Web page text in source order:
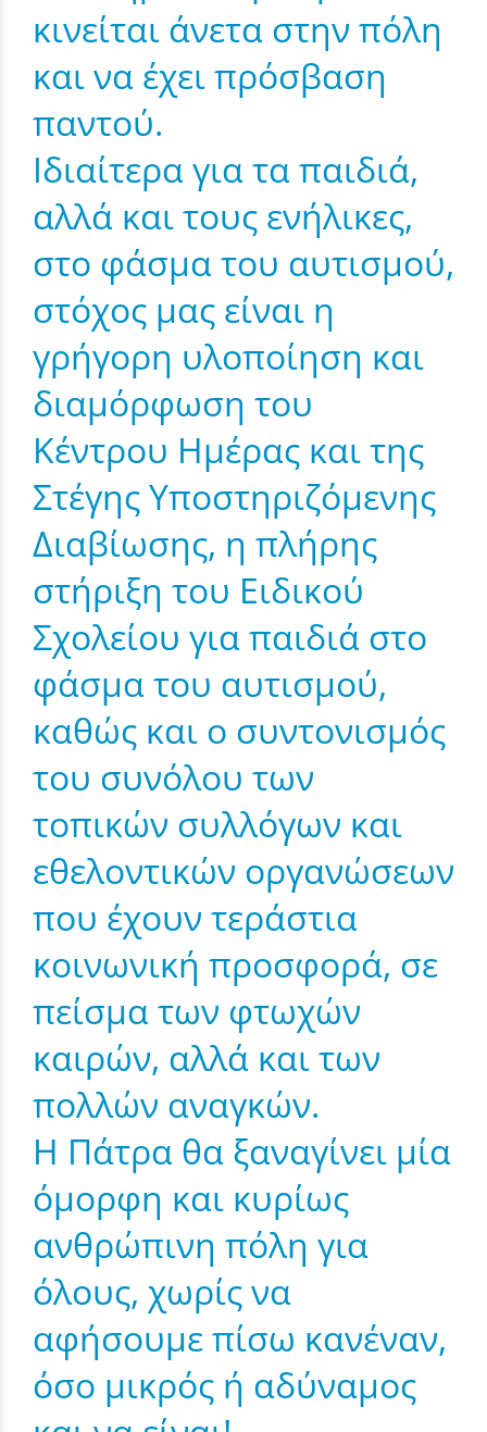
κινείται άνετα στην πόλη
και να έχει πρόσβαση
παντού.
Ιδιαίτερα για τα παιδιά,
αλλά και τους ενήλικες,
στο φάσμα του αυτισμού,
στόχος μας είναι η
γρήγορη υλοποίηση και
διαμόρφωση του
Κέντρου Ημέρας και της
Στέγης Υποστηριζόμενης
Διαβίωσης, η πλήρης
στήριξη του Ειδικού
Σχολείου για παιδιά στο
φάσμα του αυτισμού,
καθώς και ο συντονισμός
του συνόλου των
τοπικών συλλόγων και
εθελοντικών οργανώσεων
που έχουν τεράστια
κοινωνική προσφορά, σε
πείσμα των φτωχών
καιρών, αλλά και των
πολλών αναγκών.
Η Πάτρα θα ξαναγίνει μία
όμορφη και κυρίως
ανθρώπινη πόλη για
όλους, χωρίς να
αφήσουμε πίσω κανέναν,
όσο μικρός ή αδύναμος